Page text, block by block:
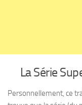
La Série
Personnellement, ce